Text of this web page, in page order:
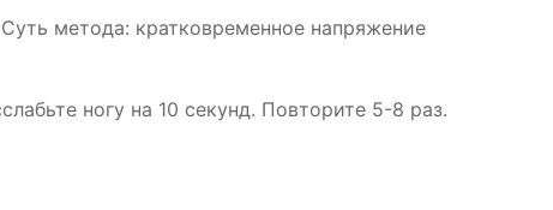
метода: кратковременное напряжение
ногу на 10 секунд. Повторите 5-8 раз.